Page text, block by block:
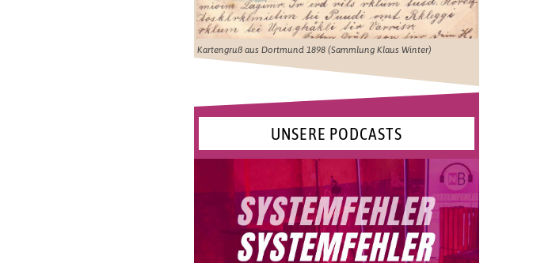
Kartengruß aus Dortmund 1898 (Sammlung Klaus Winter)
UNSERE PODCASTS